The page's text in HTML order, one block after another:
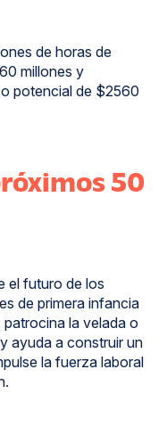
de horas de
millones y
potencial de $2560
50
el futuro de los
de primera infancia
la velada o
ayuda a construir un
la fuerza laboral